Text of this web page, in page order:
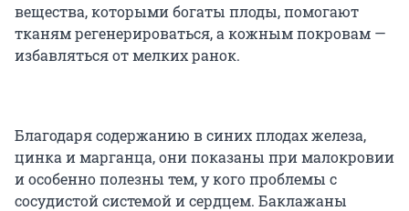
вещества, которыми богаты плоды, помогают
тканям регенерироваться, а кожным покровам —
избавляться от мелких ранок.
Благодаря содержанию в синих плодах железа,
цинка и марганца, они показаны при малокровии
и особенно полезны тем, у кого проблемы с
сосудистой системой и сердцем. Баклажаны